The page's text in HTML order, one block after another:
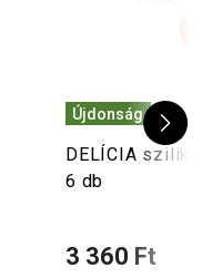
Újdonság
DELÍCIA
6 db
3 360 Ft